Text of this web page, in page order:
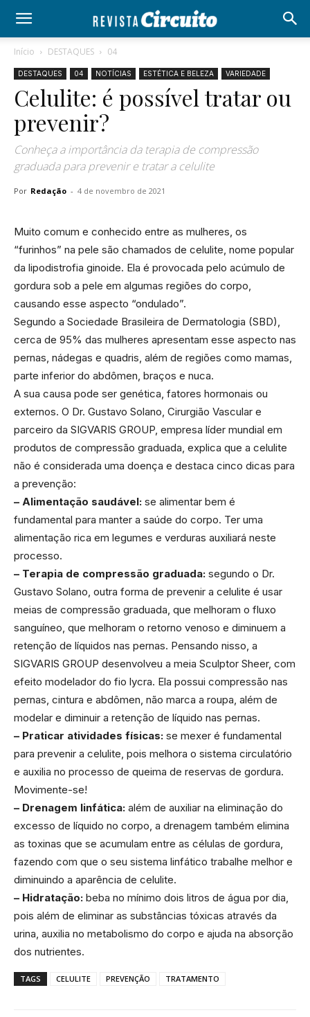
Início DESTAQUES 04
DESTAQUES 04 NOTÍCIAS ESTÉTICA E BELEZA VARIEDADE
Celulite: é possível tratar ou
prevenir?
Conheça a importância da terapia de compressão
graduada para prevenir e tratar a celulite
Por Redação - 4 de novembro de 2021
Muito comum e conhecido entre as mulheres, os
“furinhos” na pele são chamados de celulite, nome popular
da lipodistrofia ginoide. Ela é provocada pelo acúmulo de
gordura sob a pele em algumas regiões do corpo,
causando esse aspecto “ondulado”.
Segundo a Sociedade Brasileira de Dermatologia (SBD),
cerca de 95% das mulheres apresentam esse aspecto nas
pernas, nádegas e quadris, além de regiões como mamas,
parte inferior do abdômen, braços e nuca.
A sua causa pode ser genética, fatores hormonais ou
externos. O Dr. Gustavo Solano, Cirurgião Vascular e
parceiro da SIGVARIS GROUP, empresa líder mundial em
produtos de compressão graduada, explica que a celulite
não é considerada uma doença e destaca cinco dicas para
a prevenção:
– Alimentação saudável: se alimentar bem é
fundamental para manter a saúde do corpo. Ter uma
alimentação rica em legumes e verduras auxiliará neste
processo.
– Terapia de compressão graduada: segundo o Dr.
Gustavo Solano, outra forma de prevenir a celulite é usar
meias de compressão graduada, que melhoram o fluxo
sanguíneo, que melhoram o retorno venoso e diminuem a
retenção de líquidos nas pernas. Pensando nisso, a
SIGVARIS GROUP desenvolveu a meia Sculptor Sheer, com
efeito modelador do fio lycra. Ela possui compressão nas
pernas, cintura e abdômen, não marca a roupa, além de
modelar e diminuir a retenção de líquido nas pernas.
– Praticar atividades físicas: se mexer é fundamental
para prevenir a celulite, pois melhora o sistema circulatório
e auxilia no processo de queima de reservas de gordura.
Movimente-se!
– Drenagem linfática: além de auxiliar na eliminação do
excesso de líquido no corpo, a drenagem também elimina
as toxinas que se acumulam entre as células de gordura,
fazendo com que o seu sistema linfático trabalhe melhor e
diminuindo a aparência de celulite.
– Hidratação: beba no mínimo dois litros de água por dia,
pois além de eliminar as substâncias tóxicas através da
urina, auxilia no metabolismo do corpo e ajuda na absorção
dos nutrientes.
TAGS CELULITE PREVENÇÃO TRATAMENTO